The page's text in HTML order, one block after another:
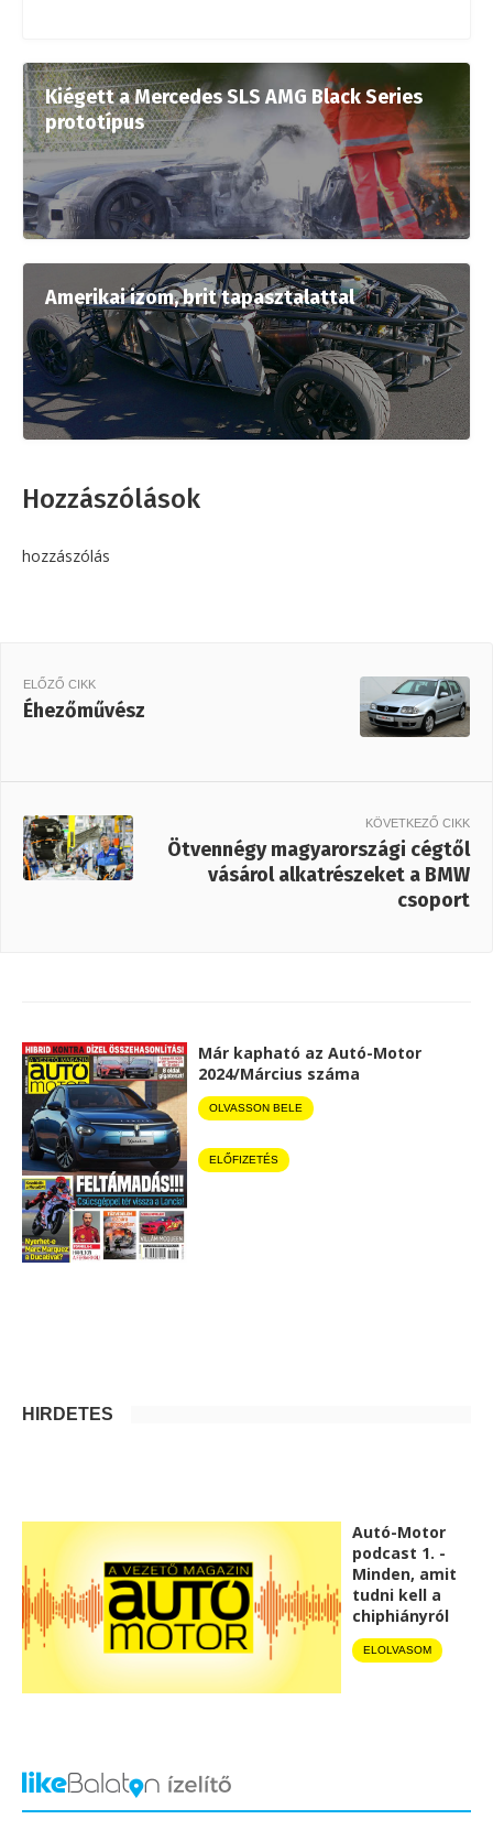
Kiégett a Mercedes SLS AMG Black Series
prototípus
Amerikai izom, brit tapasztalattal
Hozzászólások
hozzászólás
ELŐZŐ CIKK
Éhezőművész
KÖVETKEZŐ CIKK
Ötvennégy magyarországi cégtől
vásárol alkatrészeket a BMW
csoport
Már kapható az Autó-Motor
2024/Március száma
OLVASSON BELE
ELŐFIZETÉS
HIRDETÉS
Autó-Motor
podcast 1. -
Minden, amit
tudni kell a
chiphiányról
ELOLVASOM